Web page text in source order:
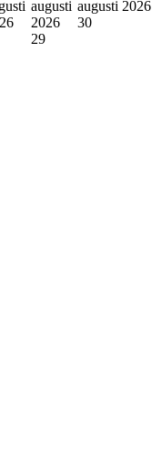
augusti
2026
29
augusti 2026
30